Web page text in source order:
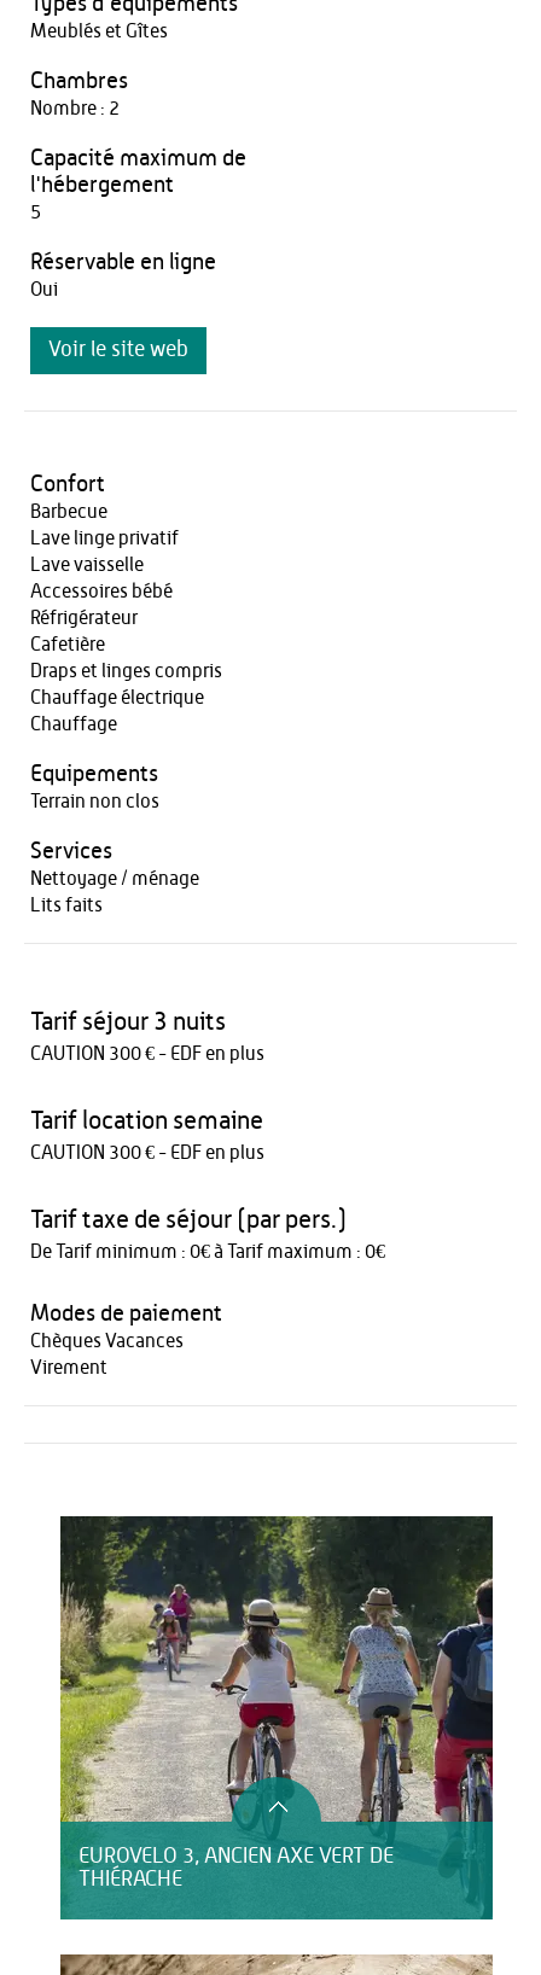
Meublés et Gîtes
Chambres
Nombre : 2
Capacité maximum de
l'hébergement
5
Réservable en ligne
Oui
Voir le site web
Confort
Barbecue
Lave linge privatif
Lave vaisselle
Accessoires bébé
Réfrigérateur
Cafetière
Draps et linges compris
Chauffage électrique
Chauffage
Equipements
Terrain non clos
Services
Nettoyage / ménage
Lits faits
Tarif séjour 3 nuits
CAUTION 300 € - EDF en plus
Tarif location semaine
CAUTION 300 € - EDF en plus
Tarif taxe de séjour (par pers.)
De Tarif minimum : 0€ à Tarif maximum : 0€
Modes de paiement
Chèques Vacances
Virement
EUROVELO 3, ANCIEN AXE VERT DE
THIÉRACHE